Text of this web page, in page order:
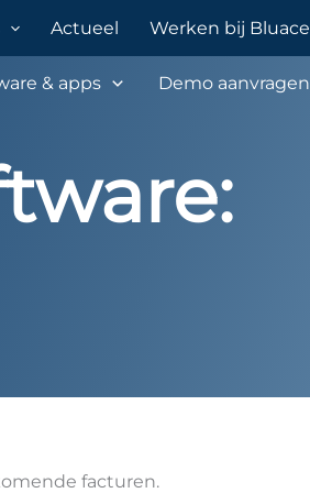
Actueel Werken bij Bluace
& apps Demo aanvragen
facturen.